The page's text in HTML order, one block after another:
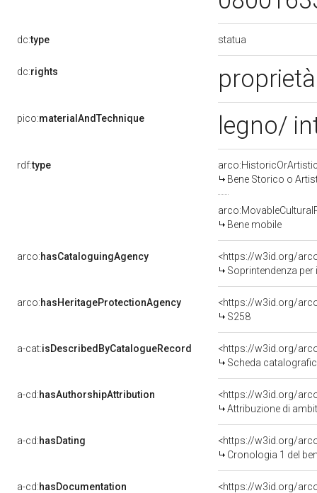
dc:type statua
dc:rights
pico:materialAndTechnique legno/
rdf:type
Bene Storico o
Bene mobile
arco:hasCataloguingAgency
<https://w3id.org/
Soprintendenza
arco:hasHeritageProtectionAgency
<https://w3id.org/
S258
a-cat:isDescribedByCatalogueRecord
<https://w3id.org/
Scheda
a-cd:hasAuthorshipAttribution
<https://w3id.org/
Attribuzione di
a-cd:hasDating
<https://w3id.org/
Cronologia 1 del
a-cd:hasDocumentation